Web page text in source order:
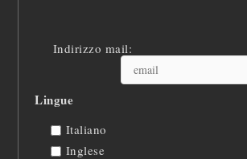
Indirizzo mail:
Lingue
Italiano
Inglese